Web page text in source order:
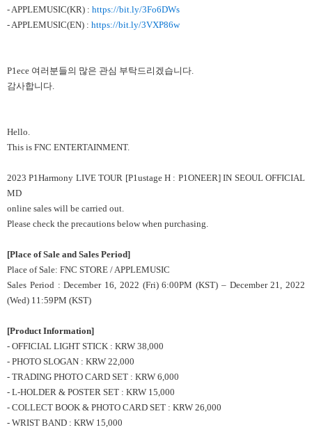
- APPLEMUSIC(KR) : https://bit.ly/3Fo6DWs
- APPLEMUSIC(EN) : https://bit.ly/3VXP86w
P1ece 여러분들의 많은 관심 부탁드리겠습니다.
감사합니다.
Hello.
This is FNC ENTERTAINMENT.
2023 P1Harmony LIVE TOUR [P1ustage H : P1ONEER] IN SEOUL OFFICIAL
MD
online sales will be carried out.
Please check the precautions below when purchasing.
[Place of Sale and Sales Period]
Place of Sale: FNC STORE / APPLEMUSIC
Sales Period : December 16, 2022 (Fri) 6:00PM (KST) – December 21, 2022
(Wed) 11:59PM (KST)
[Product Information]
- OFFICIAL LIGHT STICK : KRW 38,000
- PHOTO SLOGAN : KRW 22,000
- TRADING PHOTO CARD SET : KRW 6,000
- L-HOLDER & POSTER SET : KRW 15,000
- COLLECT BOOK & PHOTO CARD SET : KRW 26,000
- WRIST BAND : KRW 15,000